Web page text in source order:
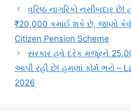
વરિષ્ઠ નાગરિકો નસીબદાર
₹20,000 કમાઈ શકે છે, જાણો
Citizen Pension Scheme
સરકાર હવે દરેક મજૂરને
આપી રહી છે! હમણાં ફોર્મ ભરો –
2026